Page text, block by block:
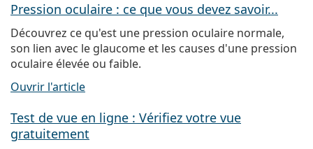
Pression oculaire : ce que vous devez savoir...
Découvrez ce qu'est une pression oculaire normale,
son lien avec le glaucome et les causes d'une pression
oculaire élevée ou faible.
Ouvrir l'article
Test de vue en ligne : Vérifiez votre vue
gratuitement